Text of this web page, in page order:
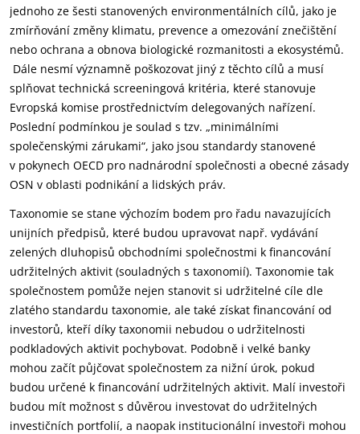
jednoho ze šesti stanovených environmentálních cílů, jako je
zmírňování změny klimatu, prevence a omezování znečištění
nebo ochrana a obnova biologické rozmanitosti a ekosystémů.
Dále nesmí významně poškozovat jiný z těchto cílů a musí
splňovat technická screeningová kritéria, které stanovuje
Evropská komise prostřednictvím delegovaných nařízení.
Poslední podmínkou je soulad s tzv. „minimálními
společenskými zárukami“, jako jsou standardy stanovené
v pokynech OECD pro nadnárodní společnosti a obecné zásady
OSN v oblasti podnikání a lidských práv.
Taxonomie se stane výchozím bodem pro řadu navazujících
unijních předpisů, které budou upravovat např. vydávání
zelených dluhopisů obchodními společnostmi k financování
udržitelných aktivit (souladných s taxonomií). Taxonomie tak
společnostem pomůže nejen stanovit si udržitelné cíle dle
zlatého standardu taxonomie, ale také získat financování od
investorů, kteří díky taxonomii nebudou o udržitelnosti
podkladových aktivit pochybovat. Podobně i velké banky
mohou začít půjčovat společnostem za nižní úrok, pokud
budou určené k financování udržitelných aktivit. Malí investoři
budou mít možnost s důvěrou investovat do udržitelných
investičních portfolií, a naopak institucionální investoři mohou